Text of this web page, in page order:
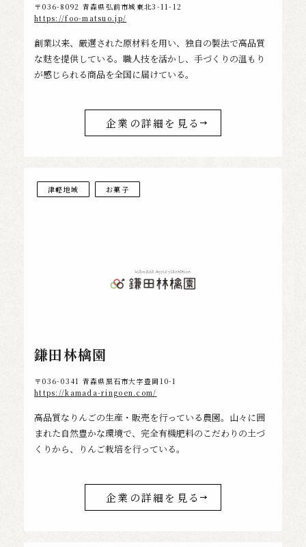
〒036-8092 青森県弘前市城東北3-11-12
https://foo-matsuo.jp/
創業以来、厳選された原材料を用い、独自の製法で高品質
な麩を提供している。職人技を活かし、手づくりの温もり
が感じられる商品を全国に届けている。
企業の詳細を見る
津軽地域 お菓子
鎌田林檎園
〒036-0341 青森県黒石市大字豊岡10-1
https://kamada-ringoen.com/
高品質なりんごの生産・販売を行っている農園。山々に囲
まれた自然豊かな環境で、完全有機肥料のこだわりの土づ
くりから、りんご栽培を行っている。
企業の詳細を見る